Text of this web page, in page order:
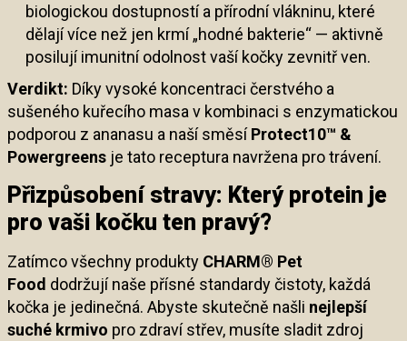
biologickou dostupností a přírodní vlákninu, které
dělají více než jen krmí „hodné bakterie“ — aktivně
posilují imunitní odolnost vaší kočky zevnitř ven.
Verdikt: Díky vysoké koncentraci čerstvého a
sušeného kuřecího masa v kombinaci s enzymatickou
podporou z ananasu a naší směsíProtect10™ &
Powergreensje tato receptura navržena pro trávení.
Přizpůsobení stravy: Který protein je
pro vaši kočku ten pravý?
Zatímco všechny produkty CHARM® Pet
Food dodržují naše přísné standardy čistoty, každá
kočka je jedinečná. Abyste skutečně našli nejlepší
suché krmivo pro zdraví střev, musíte sladit zdroj